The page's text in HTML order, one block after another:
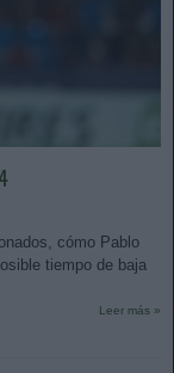
cómo Pablo
tiempo de baja
Leer más »